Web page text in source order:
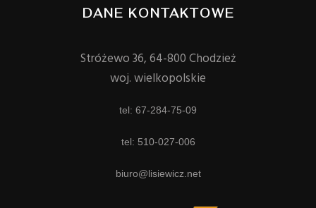
DANE KONTAKTOWE
Stróżewo 36, 64-800 Chodzież
woj. wielkopolskie
tel: 67-284-75-09
tel: 510-027-006
biuro@lisiewicz.net